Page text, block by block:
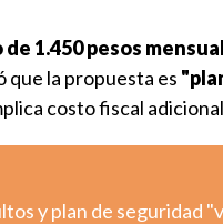
1.450 pesos
que la propuesta es
costo fiscal
y plan de seguridad